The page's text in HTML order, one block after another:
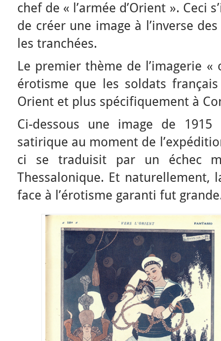
chef de « l’armée d’Orient ». Ceci
de créer une image à l’inverse
les tranchées.
Le premier thème de l’imagerie «
érotisme que les soldats
Orient et plus spécifiquement à
Ci-dessous une image de
satirique au moment de
ci se traduisit par un échec
Thessalonique. Et naturellement,
face à l’érotisme garanti fut